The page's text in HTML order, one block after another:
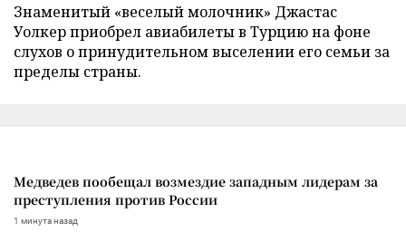
Знаменитый «веселый молочник» Джастас
Уолкер приобрел авиабилеты в Турцию на фоне
слухов о принудительном выселении его семьи за
пределы страны.
Медведев пообещал возмездие западным лидерам за
преступления против России
1 минута назад